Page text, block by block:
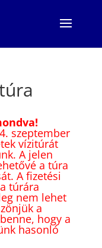
szeptember
vízitúrát
A jelen
a túra
A fizetési
túrára
nem lehet
a
hogy a
hasonló